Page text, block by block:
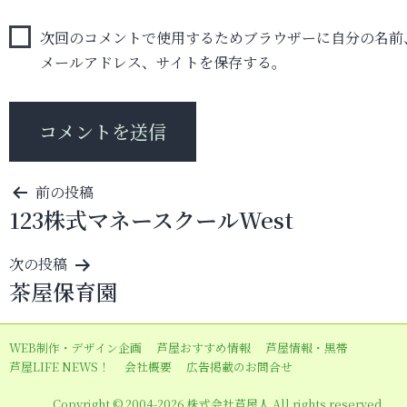
次回のコメントで使用するためブラウザーに自分の名前
メールアドレス、サイトを保存する。
投
稿
ナ
ビ
ゲ
ー
シ
前の投稿
123株式マネースクールWest
次の投稿
茶屋保育園
WEB制作・デザイン企画 芦屋おすすめ情報
芦屋情報・黒帯
芦屋LIFE NEWS！
会社概要 広告掲載のお問合せ